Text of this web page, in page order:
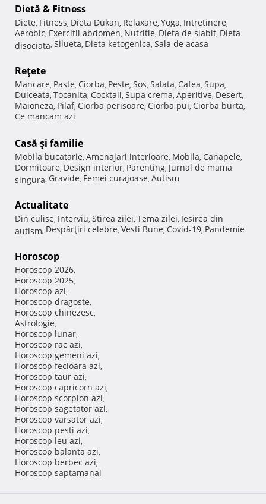
Dietă & Fitness
Diete, Fitness, Dieta Dukan, Relaxare, Yoga, Intretinere,
Aerobic, Exercitii abdomen, Nutritie, Dieta de slabit, Dieta
disociata, Silueta, Dieta ketogenica, Sala de acasa
Reţete
Mancare, Paste, Ciorba, Peste, Sos, Salata, Cafea, Supa,
Dulceata, Tocanita, Cocktail, Supa crema, Aperitive, Desert,
Maioneza, Pilaf, Ciorba perisoare, Ciorba pui, Ciorba burta,
Ce mancam azi
Casă şi familie
Mobila bucatarie, Amenajari interioare, Mobila, Canapele,
Dormitoare, Design interior, Parenting, Jurnal de mama
singura, Gravide, Femei curajoase, Autism
Actualitate
Din culise, Interviu, Stirea zilei, Tema zilei, Iesirea din
autism, Despărţiri celebre, Vesti Bune, Covid-19, Pandemie
Horoscop
Horoscop 2026,
Horoscop 2025,
Horoscop azi,
Horoscop dragoste,
Horoscop chinezesc,
Astrologie,
Horoscop lunar,
Horoscop rac azi,
Horoscop gemeni azi,
Horoscop fecioara azi,
Horoscop taur azi,
Horoscop capricorn azi,
Horoscop scorpion azi,
Horoscop sagetator azi,
Horoscop varsator azi,
Horoscop pesti azi,
Horoscop leu azi,
Horoscop balanta azi,
Horoscop berbec azi,
Horoscop saptamanal